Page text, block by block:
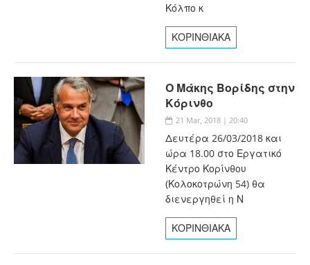
Κόλπο κ
ΚΟΡΙΝΘΙΑΚΑ
Ο Μάκης Βορίδης στην
Κόρινθο
21 Mar, 2018 | 20:40
Δευτέρα 26/03/2018 και
ώρα 18.00 στο Εργατικό
Κέντρο Κορίνθου
(Κολοκοτρώνη 54) θα
διενεργηθεί η Ν
ΚΟΡΙΝΘΙΑΚΑ